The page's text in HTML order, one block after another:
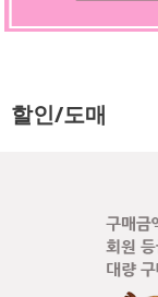
할인/도매